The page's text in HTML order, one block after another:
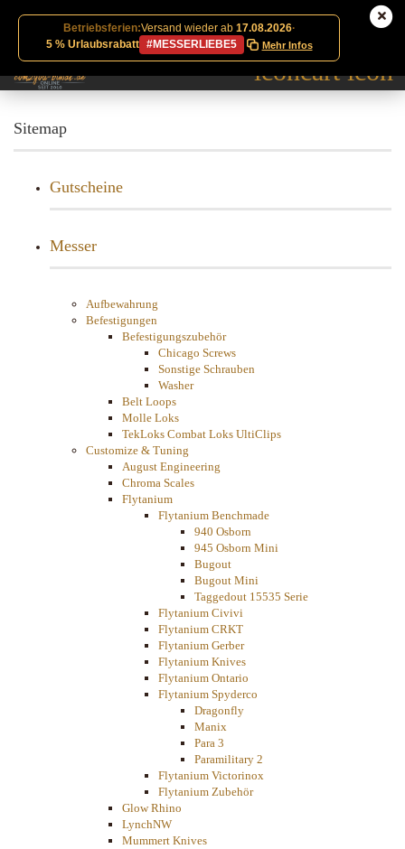
Betriebsferien:Versand wieder ab 17.08.2026·
5 % Urlaubsrabatt
#MESSERLIEBE5 Mehr Infos
Sitemap
Gutscheine
Messer
Aufbewahrung
Befestigungen
Befestigungszubehör
Chicago Screws
Sonstige Schrauben
Washer
Belt Loops
Molle Loks
TekLoks Combat Loks UltiClips
Customize & Tuning
August Engineering
Chroma Scales
Flytanium
Flytanium Benchmade
940 Osborn
945 Osborn Mini
Bugout
Bugout Mini
Taggedout 15535 Serie
Flytanium Civivi
Flytanium CRKT
Flytanium Gerber
Flytanium Knives
Flytanium Ontario
Flytanium Spyderco
Dragonfly
Manix
Para 3
Paramilitary 2
Flytanium Victorinox
Flytanium Zubehör
Glow Rhino
LynchNW
Mummert Knives